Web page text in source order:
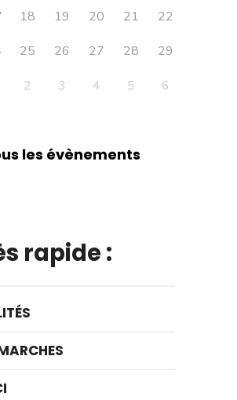
18 19 20 21
22
25 26 27 28
29
2 3 4 5 6
les évènements
rapide :